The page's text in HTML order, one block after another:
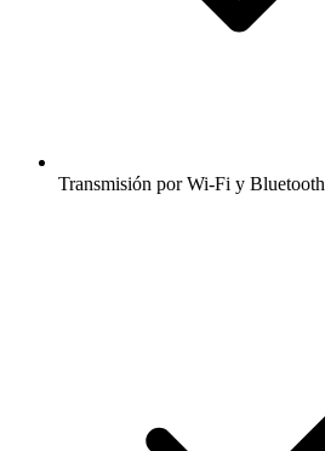
Transmisión por Wi-Fi y Bluetooth